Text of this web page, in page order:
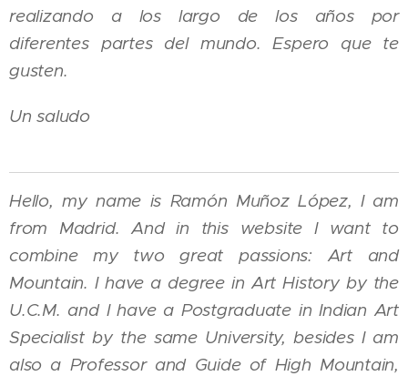
realizando a los largo de los años por
diferentes partes del mundo. Espero que te
gusten.
Un saludo
Hello, my name is Ramón Muñoz López, I am
from Madrid. And in this website I want to
combine my two great passions: Art and
Mountain. I have a degree in Art History by the
U.C.M. and I have a Postgraduate in Indian Art
Specialist by the same University, besides I am
also a Professor and Guide of High Mountain,